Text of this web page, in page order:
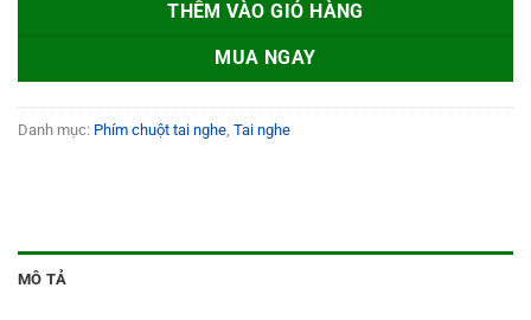
THÊM VÀO GIỎ HÀNG
MUA NGAY
Danh mục: Phím chuột tai nghe Tai nghe
MÔ TẢ